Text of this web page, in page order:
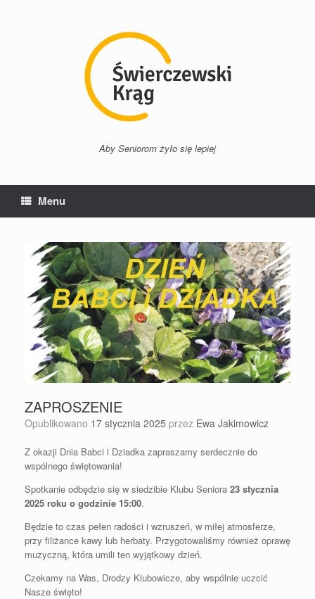
Aby Seniorom żyło się lepiej
Menu
ZAPROSZENIE
Opublikowano 17 stycznia 2025 przez Ewa Jakimowicz
Z okazji Dnia Babci i Dziadka zapraszamy serdecznie do
wspólnego świętowania!
Spotkanie odbędzie się w siedzibie Klubu Seniora 23 stycznia
2025 roku o godzinie 15:00.
Będzie to czas pełen radości i wzruszeń, w miłej atmosferze,
przy filiżance kawy lub herbaty. Przygotowaliśmy również oprawę
muzyczną, która umili ten wyjątkowy dzień.
Czekamy na Was, Drodzy Klubowicze, aby wspólnie uczcić
Nasze święto!